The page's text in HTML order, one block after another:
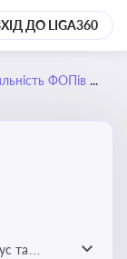
ДО LIGA360
ФОПів
та